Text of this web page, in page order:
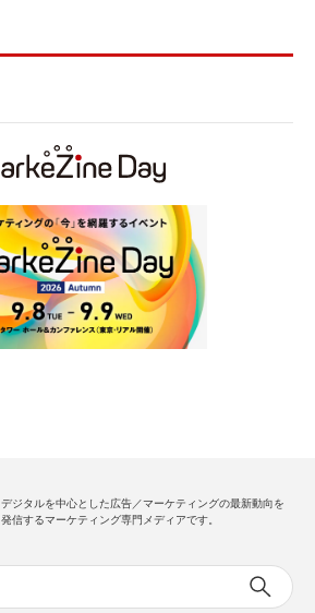
デジタルを中心とした広告／マーケティングの最新動向を
発信するマーケティング専門メディアです。